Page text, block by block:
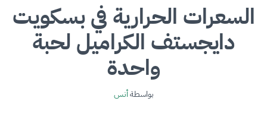
السعرات الحرارية في بسكويت
دايجستف الكراميل لحبة
واحدة
بواسطةأنس